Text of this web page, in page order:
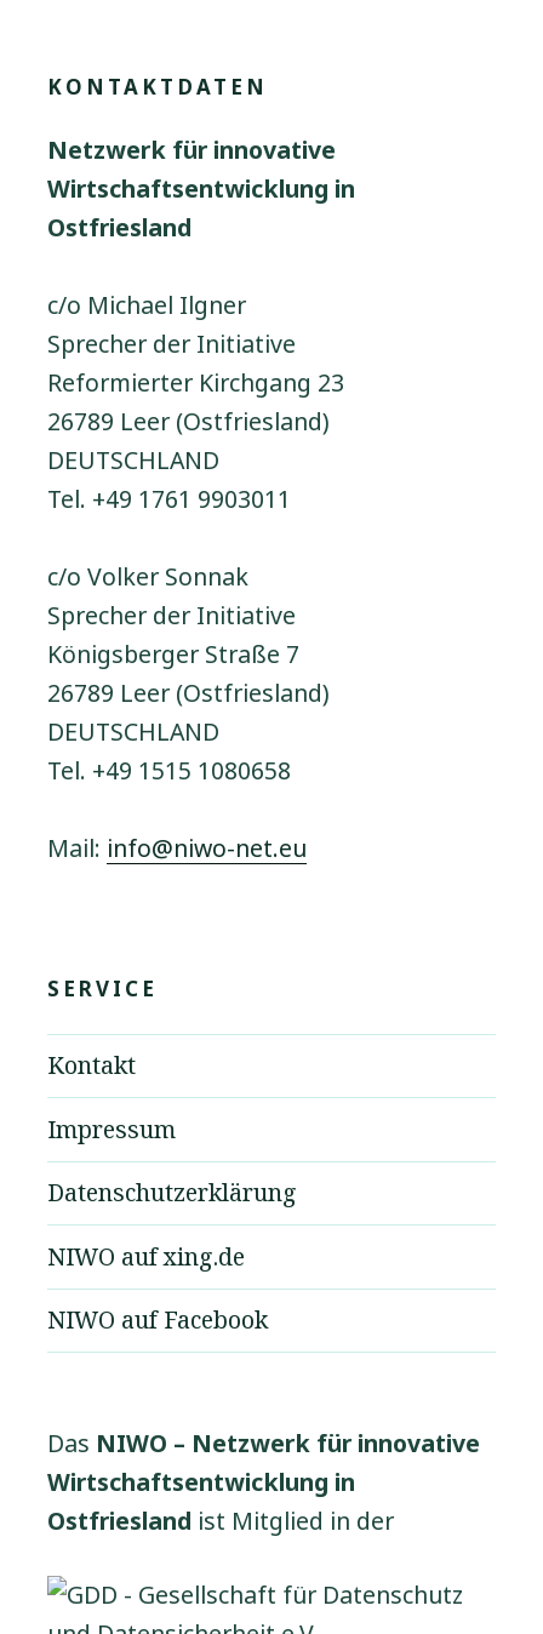
KONTAKTDATEN
Netzwerk für innovative
Wirtschaftsentwicklung in
Ostfriesland
c/o Michael Ilgner
Sprecher der Initiative
Reformierter Kirchgang 23
26789 Leer (Ostfriesland)
DEUTSCHLAND
Tel. +49 1761 9903011
c/o Volker Sonnak
Sprecher der Initiative
Königsberger Straße 7
26789 Leer (Ostfriesland)
DEUTSCHLAND
Tel. +49 1515 1080658
Mail: info@niwo-net.eu
SERVICE
Kontakt
Impressum
Datenschutzerklärung
NIWO auf xing.de
NIWO auf Facebook
Das NIWO – Netzwerk für innovative
Wirtschaftsentwicklung in
Ostfriesland ist Mitglied in der